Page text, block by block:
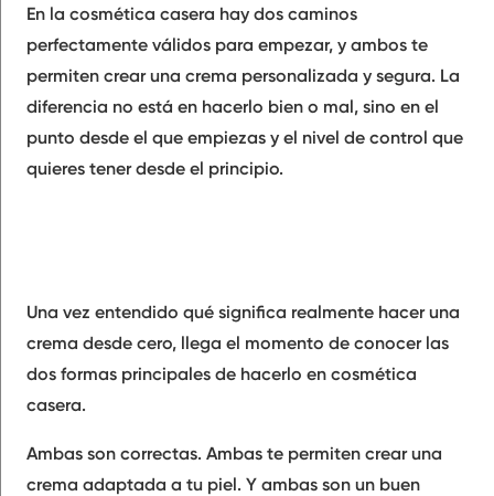
En la cosmética casera hay dos caminos
perfectamente válidos para empezar, y ambos te
permiten crear una crema personalizada y segura. La
diferencia no está en hacerlo bien o mal, sino en el
punto desde el que empiezas y el nivel de control que
quieres tener desde el principio.
Una vez entendido qué significa realmente hacer una
crema desde cero, llega el momento de conocer las
dos formas principales de hacerlo en cosmética
casera.
Ambas son correctas. Ambas te permiten crear una
crema adaptada a tu piel. Y ambas son un buen